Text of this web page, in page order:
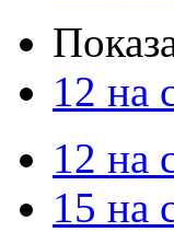
12 на
12 на
15 на